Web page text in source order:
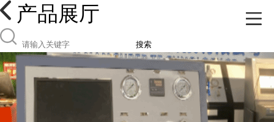
产品展厅
搜索